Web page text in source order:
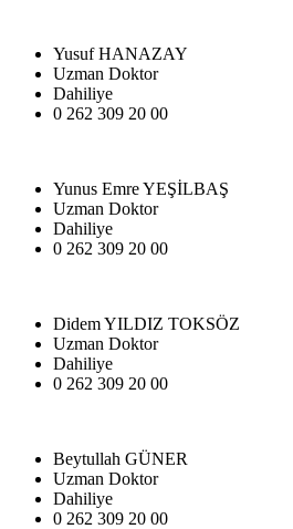
Yusuf HANAZAY
Uzman Doktor
Dahiliye
0 262 309 20 00
Yunus Emre YEŞİLBAŞ
Uzman Doktor
Dahiliye
0 262 309 20 00
Didem YILDIZ TOKSÖZ
Uzman Doktor
Dahiliye
0 262 309 20 00
Beytullah GÜNER
Uzman Doktor
Dahiliye
0 262 309 20 00